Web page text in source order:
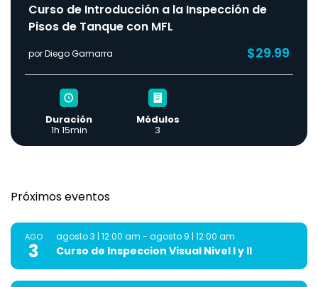
Curso de Introducción a la Inspección de
Pisos de Tanque con MFL
por Diego Gamarra $29.99
Duración
1h 15min
Módulos
3
Próximos eventos
AGO
3
agosto 3 | 12:00 am - agosto 9 | 12:00 am
Curso de Inspeccion Visual Nivel I y II